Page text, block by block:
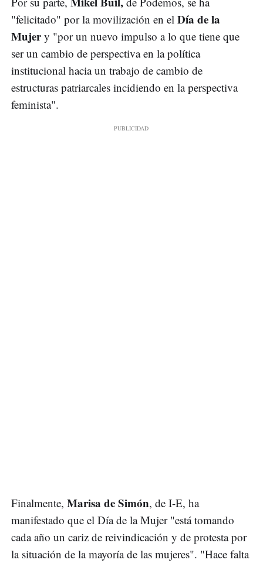
"felicitado" por la movilización en el Día de la
Mujery "por un nuevo impulso a lo que tiene que
ser un cambio de perspectiva en la política
institucional hacia un trabajo de cambio de
estructuras patriarcales incidiendo en la perspectiva
feminista".
Finalmente, Marisa de Simón, de I-E, ha
manifestado que el Día de la Mujer "está tomando
cada año un cariz de reivindicación y de protesta por
la situación de la mayoría de las mujeres". "Hace falta